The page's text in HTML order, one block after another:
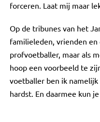
forceren. Laat mij maar
Op de tribunes van het
familieleden, vrienden
profvoetballer, maar als
hoop een voorbeeld te
voetballer ben ik
hardst. En daarmee kun